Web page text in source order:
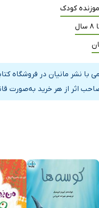
کودک
با نشر مانیان در فروشگاه
اثر از هر خرید به‌صورت